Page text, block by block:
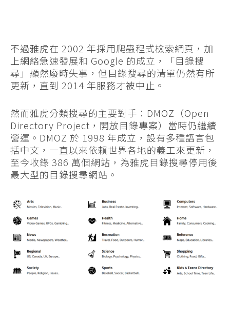
不過雅虎在 2002 年採用爬蟲程式檢索網頁，加
上網絡急速發展和 Google 的成立，「目錄搜
尋」顯然廢時失事，但目錄搜尋的清單仍然有所
更新，直到 2014 年服務才被中止。
然而雅虎分類搜尋的主要對手：DMOZ（Open
Directory Project，開放目錄專案）當時仍繼續
營運。DMOZ 於 1998 年成立，設有多種語言包
括中文，一直以來依賴世界各地的義工來更新，
至今收錄 386 萬個網站，為雅虎目錄搜尋停用後
最大型的目錄搜尋網站。